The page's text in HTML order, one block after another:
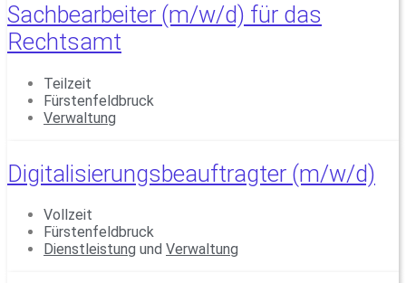
Sachbearbeiter (m/w/d) für das
Rechtsamt
Teilzeit
Fürstenfeldbruck
Verwaltung
Digitalisierungsbeauftragter (m/w/d)
Vollzeit
Fürstenfeldbruck
Dienstleistung und Verwaltung